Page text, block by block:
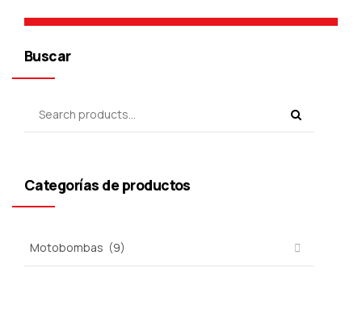
Buscar
Categorías de productos